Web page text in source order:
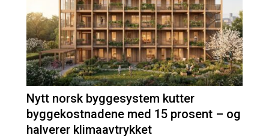
Nytt norsk byggesystem kutter
byggekostnadene med 15 prosent – og
halverer klimaavtrykket